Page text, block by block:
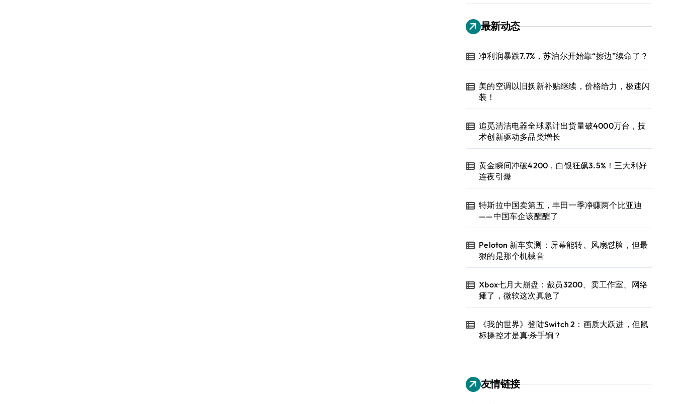
最新动态
净利润暴跌7.7%，苏泊尔开始靠“擦边”续命了？
美的空调以旧换新补贴继续，价格给力，极速闪
装！
追觅清洁电器全球累计出货量破4000万台，技
术创新驱动多品类增长
黄金瞬间冲破4200，白银狂飙3.5%！三大利好
连夜引爆
特斯拉中国卖第五，丰田一季净赚两个比亚迪
——中国车企该醒醒了
Peloton 新车实测：屏幕能转、风扇怼脸，但最
狠的是那个机械音
Xbox七月大崩盘：裁员3200、卖工作室、网络
瘫了，微软这次真急了
《我的世界》登陆Switch 2：画质大跃进，但鼠
标操控才是真·杀手锏？
友情链接